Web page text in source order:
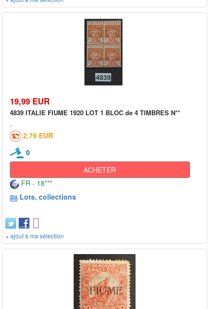
19,99 EUR
4839 ITALIE FIUME 1920 LOT 1 BLOC de 4 TIMBRES N**
2,79 EUR
0
ACHETER
FR - 18***
Lots, collections
+ ajout à ma sélection